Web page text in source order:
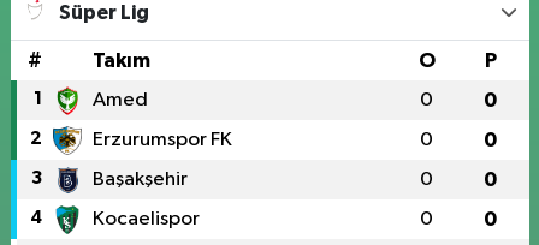
Süper Lig
# Takım O P
1 Amed 0 0
2 Erzurumspor FK 0 0
3 Başakşehir 0 0
4 Kocaelispor 0 0